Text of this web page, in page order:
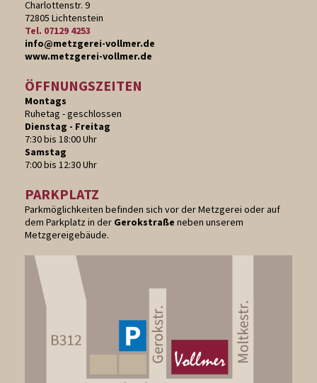
Charlottenstr. 9
72805 Lichtenstein
Tel. 07129 4253
info@metzgerei-vollmer.de
www.metzgerei-vollmer.de
ÖFFNUNGSZEITEN
Montags
Ruhetag - geschlossen
Dienstag - Freitag
7:30 bis 18:00 Uhr
Samstag
7:00 bis 12:30 Uhr
PARKPLATZ
Parkmöglichkeiten befinden sich vor der Metzgerei oder auf
dem Parkplatz in der Gerokstraße neben unserem
Metzgereigebäude.